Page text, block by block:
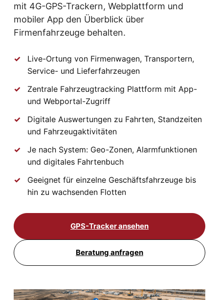
mit 4G-GPS-Trackern, Webplattform und
mobiler App den Überblick über
Firmenfahrzeuge behalten.
Live-Ortung von Firmenwagen, Transportern,
Service- und Lieferfahrzeugen
Zentrale Fahrzeugtracking Plattform mit App-
und Webportal-Zugriff
Digitale Auswertungen zu Fahrten, Standzeiten
und Fahrzeugaktivitäten
Je nach System: Geo-Zonen, Alarmfunktionen
und digitales Fahrtenbuch
Geeignet für einzelne Geschäftsfahrzeuge bis
hin zu wachsenden Flotten
GPS-Tracker ansehen
Beratung anfragen